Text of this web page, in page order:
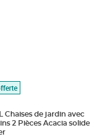
Chaises de jardin avec
2 Pièces Acacia solide